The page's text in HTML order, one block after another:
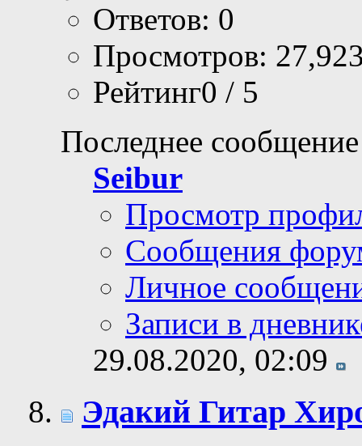
Ответов: 0
Просмотров:
Рейтинг0 / 5
Последнее
Seibur
Просмотр
Сообщения
Личное
Записи в
29.08.2020, 02:09
Эдакий Гитар